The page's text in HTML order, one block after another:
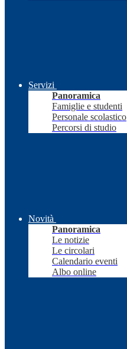
Servizi
Panoramica
Famiglie e studenti
Personale scolastico
Percorsi di studio
Novità
Panoramica
Le notizie
Le circolari
Calendario eventi
Albo online